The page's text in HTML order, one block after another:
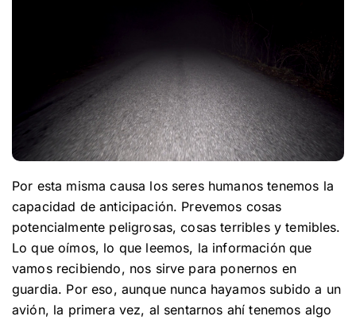
Por esta misma causa los seres humanos tenemos la
capacidad de anticipación. Prevemos cosas
potencialmente peligrosas, cosas terribles y temibles.
Lo que oímos, lo que leemos, la información que
vamos recibiendo, nos sirve para ponernos en
guardia. Por eso, aunque nunca hayamos subido a un
avión, la primera vez, al sentarnos ahí tenemos algo